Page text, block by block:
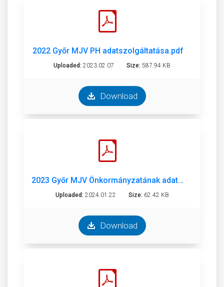
2022 Győr MJV PH adatszolgáltatása.pdf
Uploaded: 2023.02.07 Size: 587.94 KB
Download
2023 Győr MJV Önkormányzatának adatszolgáltatása.pdf
Uploaded: 2024.01.22 Size: 62.42 KB
Download